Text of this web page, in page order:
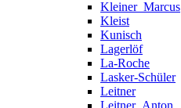
Kleiner_Marcus
Kleist
Kunisch
Lagerlöf
La-Roche
Lasker-Schüler
Leitner
Leitner_Anton